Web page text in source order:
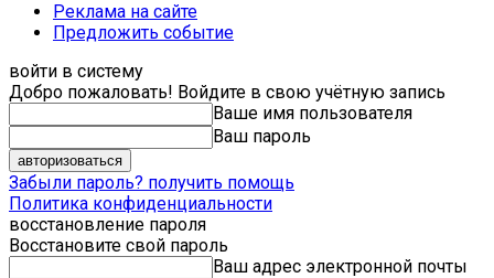
Реклама на сайте
Предложить событие
войти в систему
Добро пожаловать! Войдите в свою учётную запись
Ваше имя пользователя
Ваш пароль
Забыли пароль? получить помощь
Политика конфиденциальности
восстановление пароля
Восстановите свой пароль
Ваш адрес электронной почты